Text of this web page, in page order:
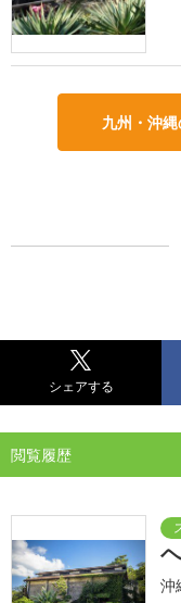
九州・沖
シェアする
閲覧履歴
沖